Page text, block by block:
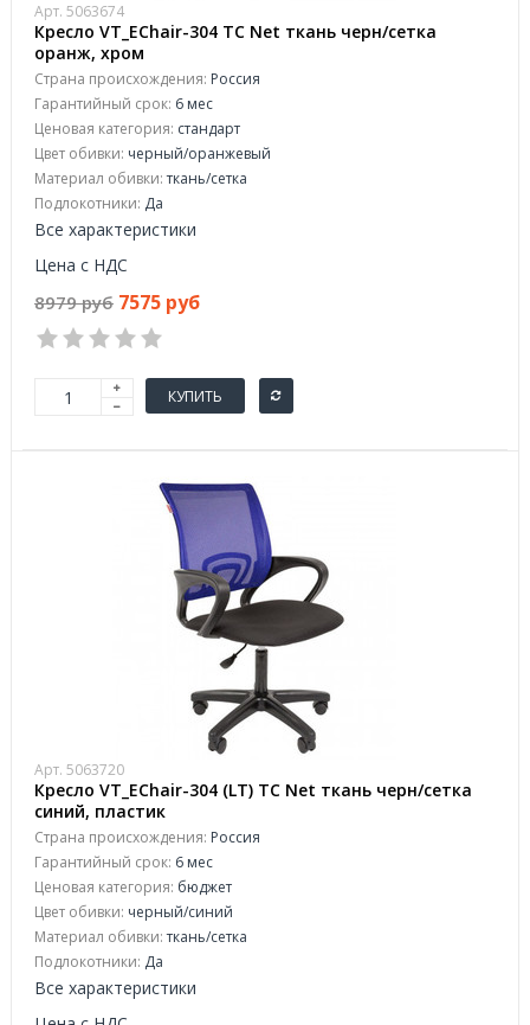
Арт. 5063674
Кресло VT_EChair-304 TC Net ткань черн/сетка
оранж, хром
Страна происхождения: Россия
Гарантийный срок: 6 мес
Ценовая категория: стандарт
Цвет обивки: черный/оранжевый
Материал обивки:ткань/сетка
Подлокотники: Да
Все характеристики
Цена с НДС
8979 руб 7575 руб
КУПИТЬ
Арт. 5063720
Кресло VT_EChair-304 (LT) TC Net ткань черн/сетка
синий, пластик
Страна происхождения: Россия
Гарантийный срок: 6 мес
Ценовая категория: бюджет
Цвет обивки: черный/синий
Материал обивки:ткань/сетка
Подлокотники: Да
Все характеристики